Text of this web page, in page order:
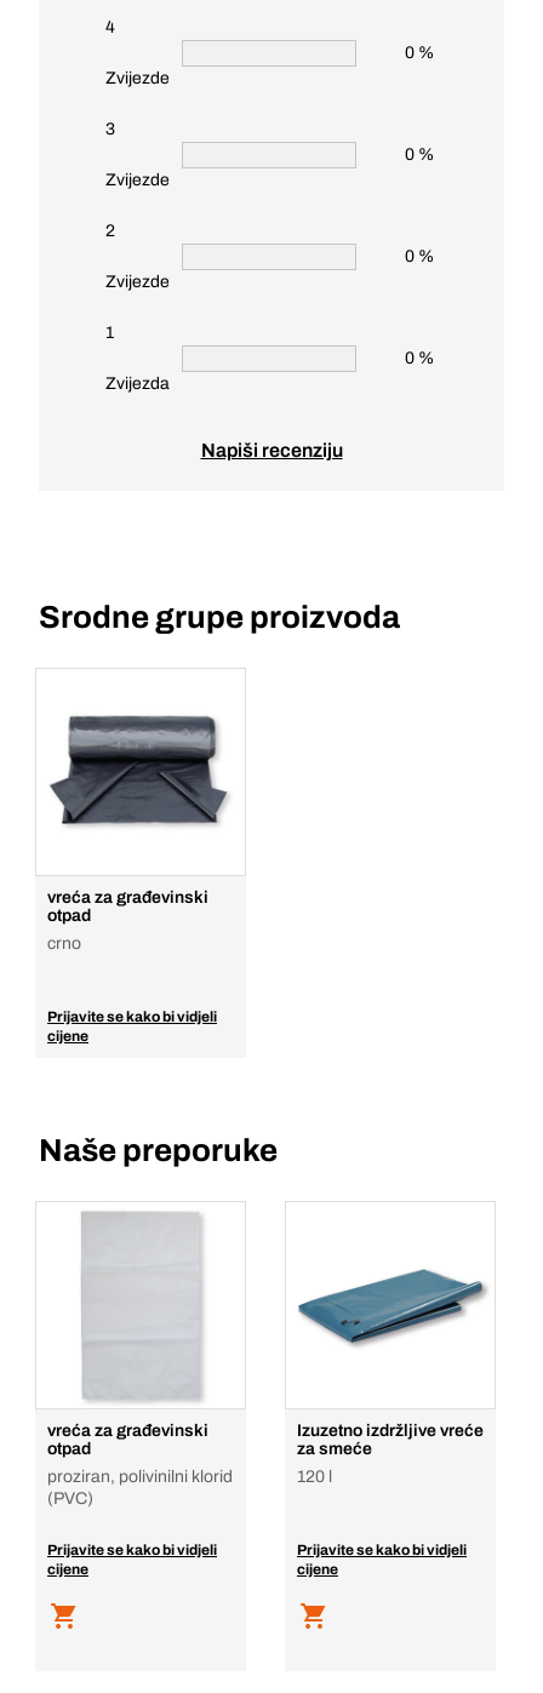
4
Zvijezde
0 %
3
Zvijezde
0 %
2
Zvijezde
0 %
1
Zvijezda
0 %
Napiši recenziju
Srodne grupe proizvoda
vreća za građevinski
otpad
crno
Prijavite se kako bi vidjeli
cijene
Naše preporuke
vreća za građevinski
otpad
proziran, polivinilni klorid
(PVC)
Prijavite se kako bi vidjeli
cijene
Izuzetno izdržljive vreće
za smeće
120 l
Prijavite se kako bi vidjeli
cijene